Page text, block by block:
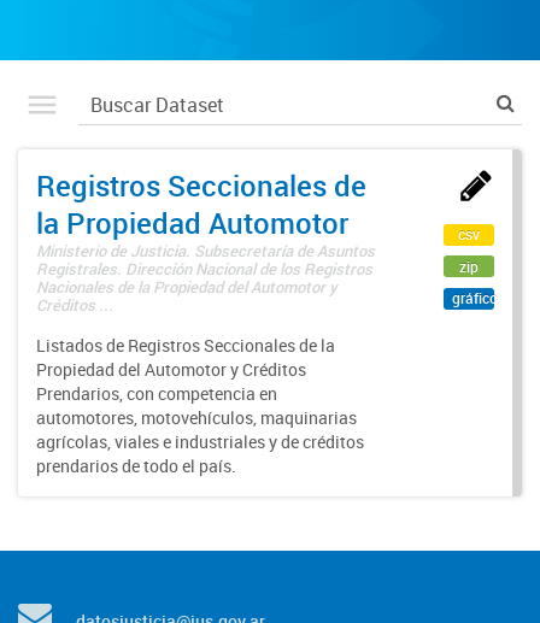
Registros Seccionales de
la Propiedad Automotor
Ministerio de Justicia. Subsecretaría de Asuntos
Registrales. Dirección Nacional de los Registros
Nacionales de la Propiedad del Automotor y
Créditos ...
Listados de Registros Seccionales de la
Propiedad del Automotor y Créditos
Prendarios, con competencia en
automotores, motovehículos, maquinarias
agrícolas, viales e industriales y de créditos
prendarios de todo el país.
csv
zip
gráfico